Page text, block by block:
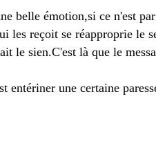
belle émotion,si ce n'est
les reçoit se réapproprie le
le sien.C'est là que le
entériner une certaine